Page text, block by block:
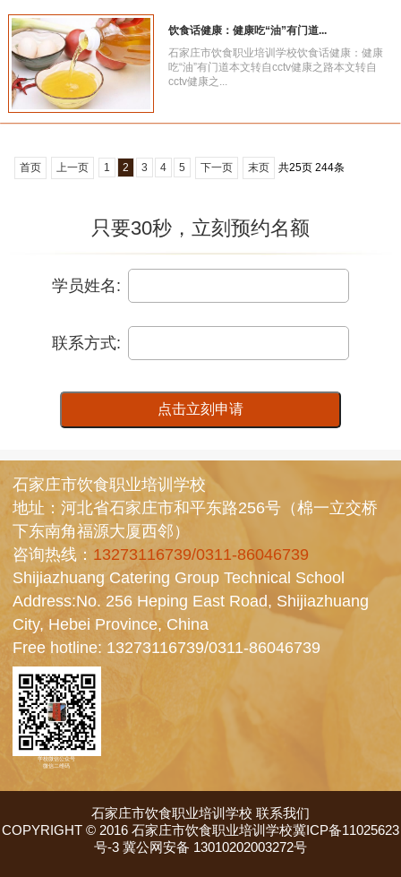
饮食话健康：健康吃“油”有门道...
石家庄市饮食职业培训学校饮食话健康：健康
吃“油”有门道本文转自cctv健康之路本文转自
cctv健康之...
首页 上一页 1 2 3 4 5 下一页 末页 共25页 244条
只要30秒，立刻预约名额
学员姓名:
联系方式:
点击立刻申请
石家庄市饮食职业培训学校
地址：河北省石家庄市和平东路256号（棉一立交桥
下东南角福源大厦西邻）
咨询热线： 13273116739/0311-86046739
Shijiazhuang Catering Group Technical School
Address:No. 256 Heping East Road, Shijiazhuang
City, Hebei Province, China
Free hotline: 13273116739/0311-86046739
学校微信公众号
微信二维码
石家庄市饮食职业培训学校 联系我们
COPYRIGHT © 2016 石家庄市饮食职业培训学校冀ICP备11025623
号-3 冀公网安备 13010202003272号